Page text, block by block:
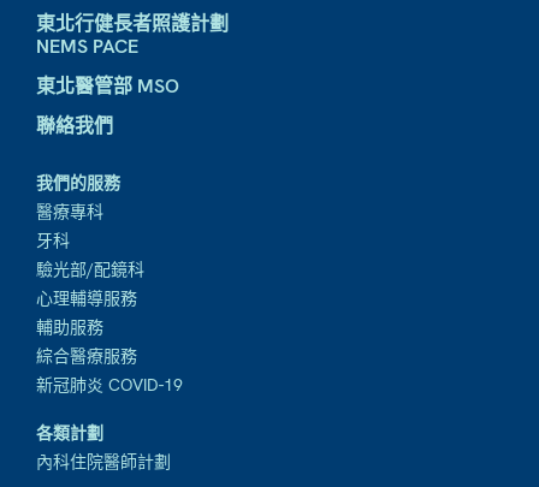
東北行健長者照護計劃
NEMS PACE
東北醫管部 MSO
聯絡我們
我們的服務
醫療專科
牙科
驗光部/配鏡科
心理輔導服務
輔助服務
綜合醫療服務
新冠肺炎 COVID-19
各類計劃
內科住院醫師計劃